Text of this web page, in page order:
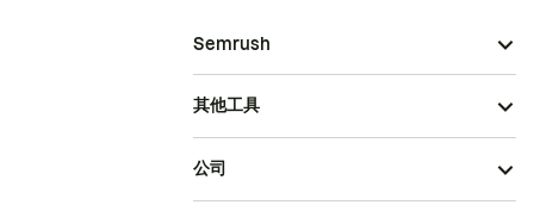
Semrush
其他工具
公司